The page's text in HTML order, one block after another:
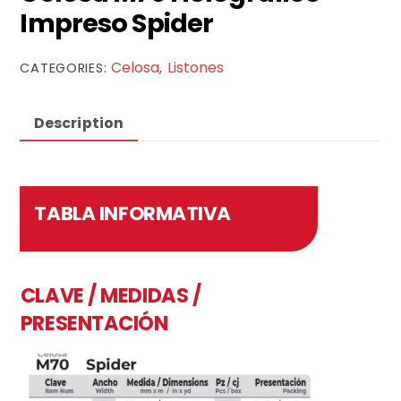
Impreso Spider
CATEGORIES:Celosa, Listones
Description
TABLA INFORMATIVA
CLAVE / MEDIDAS /
PRESENTACIÓN